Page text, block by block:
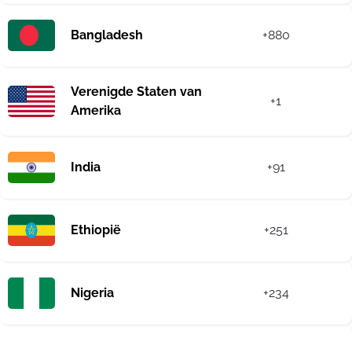
Bangladesh +880
Verenigde Staten van
Amerika
+1
India +91
Ethiopië +251
Nigeria +234